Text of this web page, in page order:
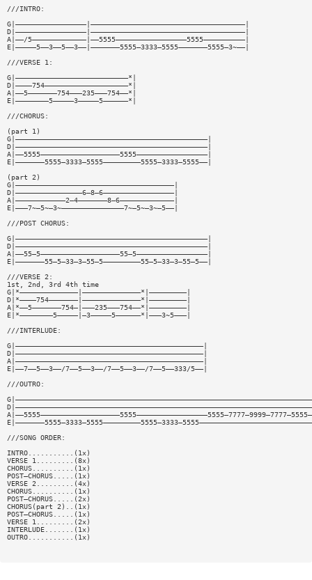
///INTRO:
G|—————————————————|—————————————————————————————————————|
D|—————————————————|—————————————————————————————————————|
A|——/5—————————————|——5555—————————————————5555——————————|
E|—————5——3——5——3——|———————5555—3333—5555———————5555—3~——|
///VERSE 1:
G|———————————————————————————*|
D|————754————————————————————*|
A|——5———————754———235———754——*|
E|————————5—————3—————5——————*|
///CHORUS:
(part 1)
G|——————————————————————————————————————————————|
D|——————————————————————————————————————————————|
A|——5555———————————————————5555—————————————————|
E|———————5555—3333—5555—————————5555—3333—5555——|
(part 2)
G|——————————————————————————————————————|
D|————————————————6—8—6—————————————————|
A|————————————2—4———————8—6—————————————|
E|———7~—5~—3~———————————————7~—5~—3~—5——|
///POST CHORUS:
G|——————————————————————————————————————————————|
D|——————————————————————————————————————————————|
A|——55—5———————————————————55—5—————————————————|
E|———————55—5—33—3—55—5—————————55—5—33—3—55—5——|
///VERSE 2:
1st, 2nd, 3rd 4th time
G|*——————————————|——————————————*|—————————|
D|*————754———————|——————————————*|—————————|
A|*——5———————754—|———235———754——*|—————————|
E|*————————5—————|—3—————5——————*|———3~5———|
///INTERLUDE:
G|—————————————————————————————————————————————|
D|—————————————————————————————————————————————|
A|—————————————————————————————————————————————|
E|——7——5——3——/7——5——3——/7——5——3——/7——5——333/5——|
///OUTRO:
///SONG ORDER:
INTRO...........(1x)
VERSE 1.........(8x)
CHORUS..........(1x)
POST—CHORUS.....(1x)
VERSE 2.........(4x)
CHORUS..........(1x)
POST—CHORUS.....(2x)
CHORUS(part 2)..(1x)
POST—CHORUS.....(1x)
VERSE 1.........(2x)
INTERLUDE.......(1x)
OUTRO...........(1x)